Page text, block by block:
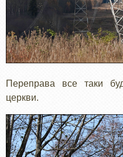
Переправа все таки
церкви.